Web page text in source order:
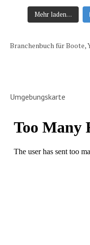
Mehr laden…
Branchenbuch für Boote,
Umgebungskarte